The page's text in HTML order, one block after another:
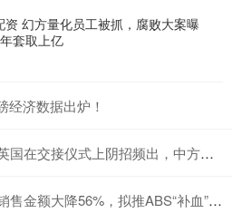
资 幻方量化员工被抓，腐败大案曝
套取上亿
经济数据出炉！
频出，中方人员如何化解危机_香港会展中心_国旗_中国
，拟推ABS“补血”还债，年报连续被出具非标意见